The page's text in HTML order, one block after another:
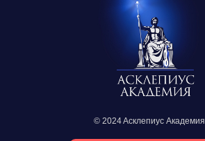
© 2024 Aсклепиус Академия